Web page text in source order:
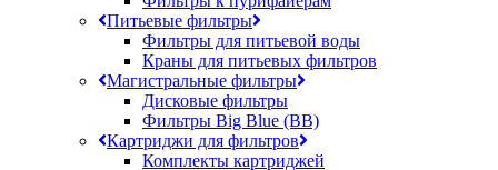
Питьевые фильтры
Фильтры для питьевой воды
Краны для питьевых фильтров
Магистральные фильтры
Дисковые фильтры
Фильтры Big Blue (BB)
Картриджи для фильтров
Комплекты картриджей